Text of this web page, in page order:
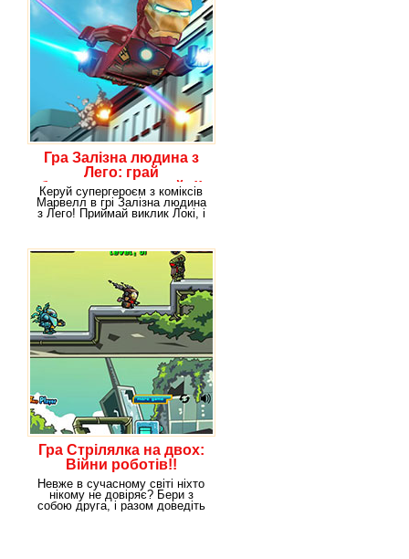
Гра Залізна людина з
Лего: грай
безкоштовно онлайн!!
Керуй супергероєм з коміксів
Марвелл в грі Залізна людина
з Лего! Приймай виклик Локі, і
Гра Стрілялка на двох:
Війни роботів!!
Невже в сучасному світі ніхто
нікому не довіряє? Бери з
собою друга, і разом доведіть